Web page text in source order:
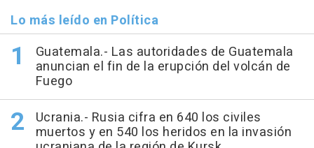
Lo más leído en Política
Guatemala.- Las autoridades de Guatemala
anuncian el fin de la erupción del volcán de
Fuego
Ucrania.- Rusia cifra en 640 los civiles
muertos y en 540 los heridos en la invasión